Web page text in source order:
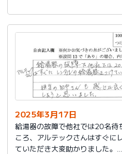
対応もていねいして頂き、初め
が不安になることなく工事完了
2025年3月17日
給湯器の故障で他社では20名待
ころ、アルテックさんはすぐに
ていただき大変助かりました。